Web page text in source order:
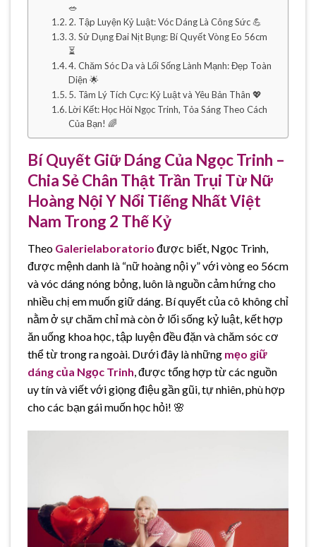
🥗
2. Tập Luyện Kỷ Luật: Vóc Dáng Là Công Sức 💪
3. Sử Dụng Đai Nịt Bụng: Bí Quyết Vòng Eo 56cm
⏳
4. Chăm Sóc Da và Lối Sống Lành Mạnh: Đẹp Toàn
Diện 🌟
5. Tâm Lý Tích Cực: Kỷ Luật và Yêu Bản Thân 💖
Lời Kết: Học Hỏi Ngọc Trinh, Tỏa Sáng Theo Cách
Của Bạn! 🌈
Bí Quyết Giữ Dáng Của Ngọc Trinh –
Chia Sẻ Chân Thật Trần Trụi Từ Nữ
Hoàng Nội Y Nổi Tiếng Nhất Việt
Nam Trong 2 Thế Kỷ
Theo Galerielaboratorio được biết, Ngọc Trinh,
được mệnh danh là “nữ hoàng nội y” với vòng eo 56cm
và vóc dáng nóng bỏng, luôn là nguồn cảm hứng cho
nhiều chị em muốn giữ dáng. Bí quyết của cô không chỉ
nằm ở sự chăm chỉ mà còn ở lối sống kỷ luật, kết hợp
ăn uống khoa học, tập luyện đều đặn và chăm sóc cơ
thể từ trong ra ngoài. Dưới đây là những mẹo giữ
dáng của Ngọc Trinh, được tổng hợp từ các nguồn
uy tín và viết với giọng điệu gần gũi, tự nhiên, phù hợp
cho các bạn gái muốn học hỏi! 🌸